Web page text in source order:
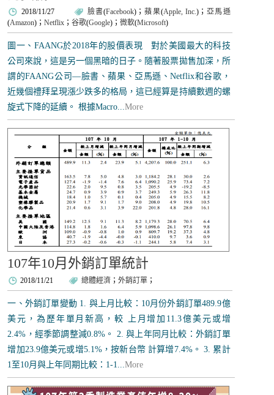
2018/11/27 臉書(Facebook)； 蘋果(Apple, Inc.)； 亞馬遜
(Amazon)；Netflix ；谷歌(Google)；微軟(Microsoft)
圖一、FAANG於2018年的股價表現 對於美國最大的科技
公司來說，這是另一個黑暗的日子。隨著股票拋售加深，所
謂的FAANG公司—臉書、蘋果、亞馬遜、Netflix和谷歌，
近幾個禮拜呈現漲少跌多的格局，這已經算是持續數週的螺
旋式下降的延續。 根據Macro...More
107年10月外銷訂單統計
2018/11/21 總體經濟 ；外銷訂單 ；
一、外銷訂單變動 1. 與上月比較：10月份外銷訂單489.9億
美元，為歷年單月新高，較 上月增加11.3億美元或增
2.4%，經季節調整減0.8%。 2. 與上年同月比較：外銷訂單
增加23.9億美元或增5.1%，按新台幣 計算增7.4%。 3. 累計
1至10月與上年同期比較：1-1...More